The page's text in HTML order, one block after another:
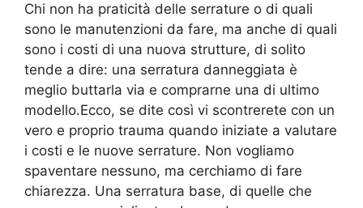
Chi non ha praticità delle serrature o di quali
sono le manutenzioni da fare, ma anche di quali
sono i costi di una nuova strutture, di solito
tende a dire: una serratura danneggiata è
meglio buttarla via e comprarne una di ultimo
modello.Ecco, se dite così vi scontrerete con un
vero e proprio trauma quando iniziate a valutare
i costi e le nuove serrature. Non vogliamo
spaventare nessuno, ma cerchiamo di fare
chiarezza. Una serratura base, di quelle che